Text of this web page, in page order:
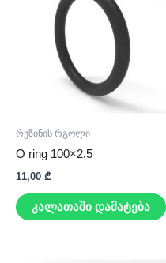
რეზინის რგოლი
O ring 100×2.5
11,00 ₾
კალათაში დამატება